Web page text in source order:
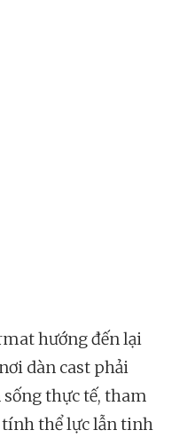
hướng đến lại
dàn cast phải
thực tế, tham
thể lực lẫn tinh